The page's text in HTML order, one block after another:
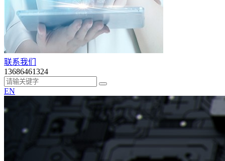
联系我们
13686461324
EN